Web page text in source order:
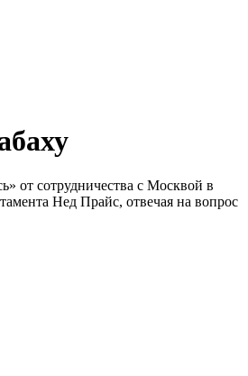
от сотрудничества с Москвой в
Нед Прайс, отвечая на вопрос